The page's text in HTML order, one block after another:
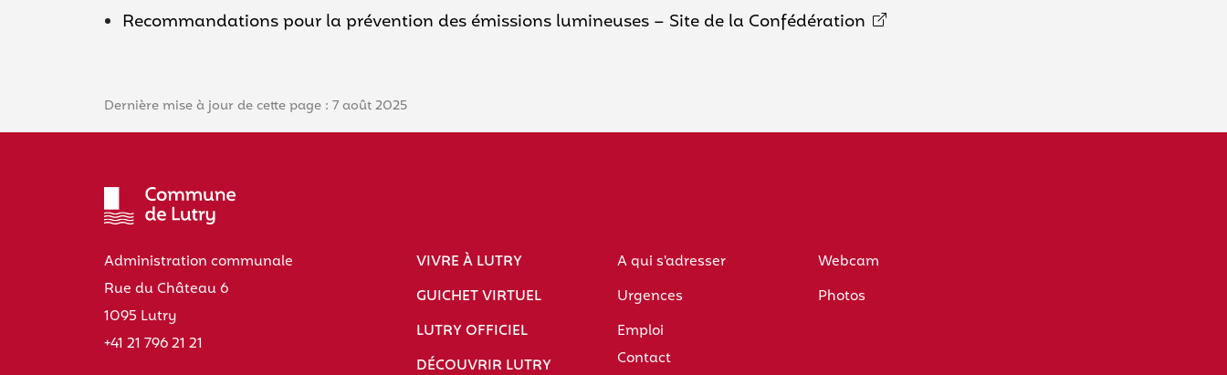
Recommandations pour la prévention des émissions lumineuses – Site de la Confédération
Dernière mise à jour de cette page : 7 août 2025
Administration communale
Rue du Château 6
1095 Lutry
+41 21 796 21 21
VIVRE À LUTRY
GUICHET VIRTUEL
LUTRY OFFICIEL
DÉCOUVRIR LUTRY
A qui s'adresser
Urgences
Emploi
Contact
Webcam
Photos